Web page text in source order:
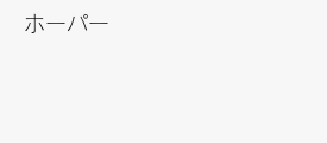
ホーパー